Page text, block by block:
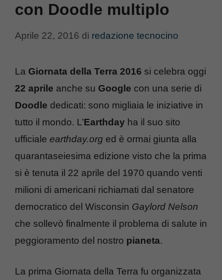
con Doodle multiplo
Aprile 22, 2016 di redazione tecnocino
La Giornata della Terra 2016 si celebra oggi
22 aprile anche su Google con una serie di
Doodle dedicati: sono migliaia le iniziative in
tutto il mondo. L’Earthday ha il suo sito
ufficiale earthday.org ed è ormai giunta alla
quarantaseiesima edizione visto che la prima
si è tenuta il 22 aprile del 1970 quando venti
milioni di americani richiamati dal senatore
democratico del Wisconsin Gaylord Nelson
che sollevò finalmente il problema di salute in
peggioramento del nostro pianeta.
La prima Giornata della Terra fu organizzata